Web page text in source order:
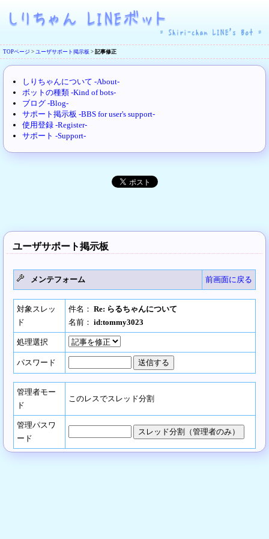
TOPページ > ユーザサポート掲示板 > 記事修正
しりちゃんについて -About-
ボットの種類 -Kind of bots-
ブログ -Blog-
サポート掲示板 -BBS for user's support-
使用登録 -Register-
サポート -Support-
ユーザサポート掲示板
メンテフォーム 前画面に戻る
対象スレッ
ド
件名： Re: らるちゃんについて
名前： id:tommy3023
処理選択
パスワード
管理者モー
ド
このレスでスレッド分割
管理パスワ
ード